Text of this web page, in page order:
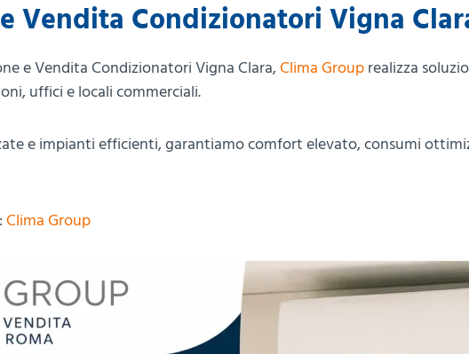
Vendita Condizionatori Vigna
e Vendita Condizionatori Vigna Clara,Clima Group realizza
uffici e locali commerciali.
e impianti efficienti, garantiamo comfort elevato, consumi
Clima Group